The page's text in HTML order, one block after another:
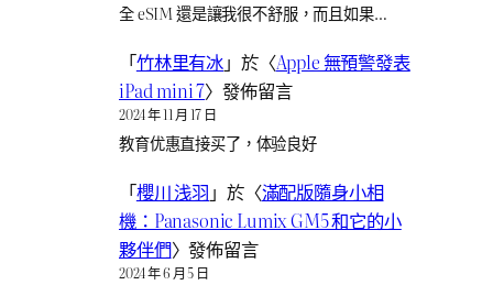
全 eSIM 還是讓我很不舒服，而且如果…
「竹林里有冰」於〈Apple 無預警發表
iPad mini 7〉發佈留言
2024 年 11 月 17 日
教育优惠直接买了，体验良好
「櫻川 浅羽 」於〈滿配版隨身小相
機：Panasonic Lumix GM5 和它的小
夥伴們〉發佈留言
2024 年 6 月 5 日